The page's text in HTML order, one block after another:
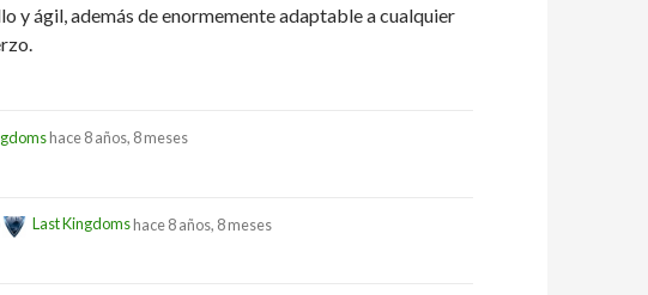
y ágil, además de enormemente adaptable a cualquier
hace 8 años, 8 meses
Last Kingdomshace 8 años, 8 meses